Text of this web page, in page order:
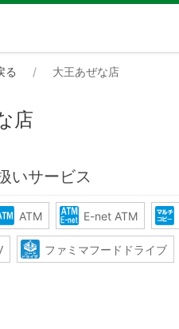
る 大王あぜな店
店
いサービス
ATM E-net ATM
ファミマフードドライブ